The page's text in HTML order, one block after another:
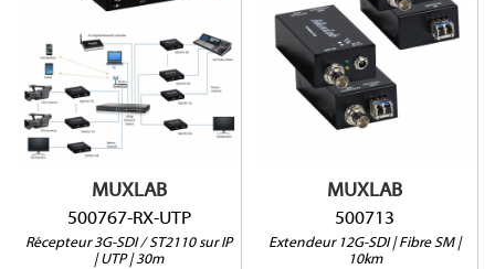
MUXLAB
500767-RX-UTP
Récepteur 3G-SDI / ST2110 sur IP
| UTP | 30m
ST-2110
4K@60Hz jusqu'à 30m via
Cat5e/6
Interface web et RS232
MUXLAB
500713
Extendeur 12G-SDI | Fibre SM |
10km
Jusqu'à 10km (single-
mode)
12G/6G/3G/SD&HD-SDI
Diagnostics par voyants
Vendu par paire (2